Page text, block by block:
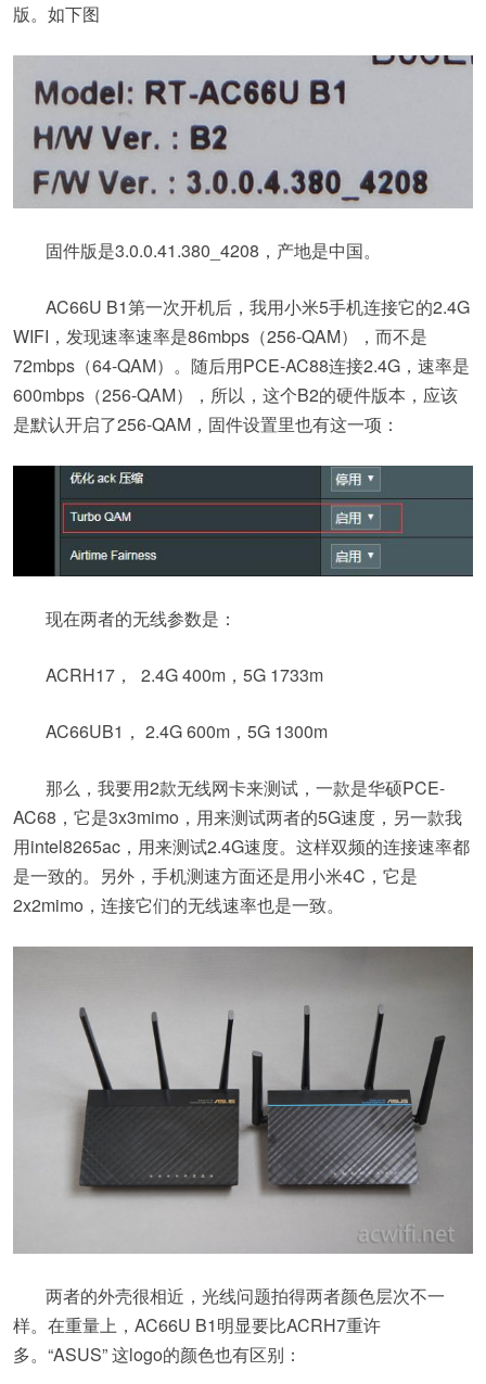
版。如下图
固件版是3.0.0.41.380_4208，产地是中国。
AC66U B1第一次开机后，我用小米5手机连接它的2.4G
WIFI，发现速率速率是86mbps（256-QAM），而不是
72mbps（64-QAM）。随后用PCE-AC88连接2.4G，速率是
600mbps（256-QAM），所以，这个B2的硬件版本，应该
是默认开启了256-QAM，固件设置里也有这一项：
现在两者的无线参数是：
ACRH17， 2.4G 400m，5G 1733m
AC66UB1， 2.4G 600m，5G 1300m
那么，我要用2款无线网卡来测试，一款是华硕PCE-
AC68，它是3x3mimo，用来测试两者的5G速度，另一款我
用intel8265ac，用来测试2.4G速度。这样双频的连接速率都
是一致的。另外，手机测速方面还是用小米4C，它是
2x2mimo，连接它们的无线速率也是一致。
两者的外壳很相近，光线问题拍得两者颜色层次不一
样。在重量上，AC66U B1明显要比ACRH7重许
多。“ASUS” 这logo的颜色也有区别：